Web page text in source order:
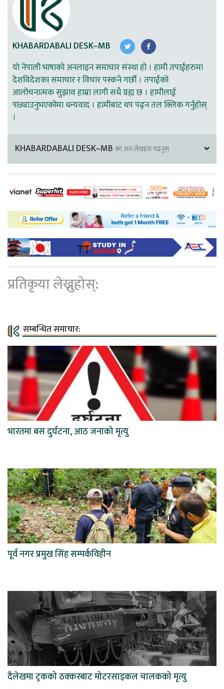
KHABARDABALI DESK–MB
यो नेपाली भाषाको अनलाइन समाचार संस्था हो । हामी तपाईहरुमा
देशविदेशका समाचार र विचार पस्कने गर्छौ । तपाईको
आलोचनात्मक सुझाव हाम्रा लागी सधै ग्रह्य छ । हामीलाई
पछ्याउनुभएकोमा धन्यवाद । हामीबाट थप पढ्न तल क्लिक गर्नुहोस्
।
KHABARDABALI DESK–MB का अरु लेखहरु पढ्नुस्
प्रतिकृया लेख्नुहोस्:
सम्बन्धित समाचार:
भारतमा बस दुर्घटना, आठ जनाको मृत्यु
पूर्व नगर प्रमुख सिंह सम्पर्कविहीन
दैलेखमा ट्रकको ठक्करबाट मोटरसाइकल चालकको मृत्यु